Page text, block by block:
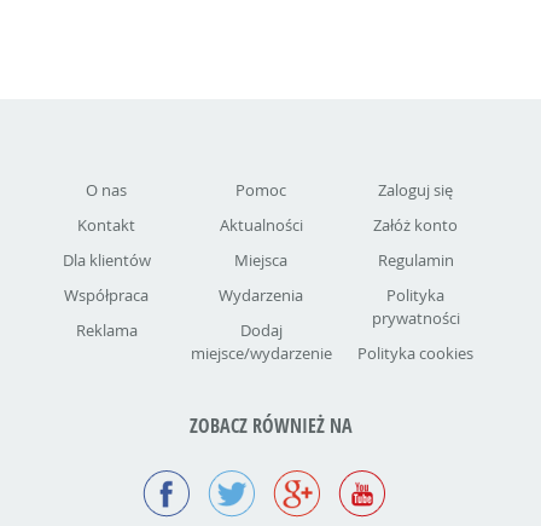
O nas
Kontakt
Dla klientów
Współpraca
Reklama
Pomoc
Aktualności
Miejsca
Wydarzenia
Dodaj
miejsce/wydarzenie
Zaloguj się
Załóż konto
Regulamin
Polityka
prywatności
Polityka cookies
ZOBACZ RÓWNIEŻ NA